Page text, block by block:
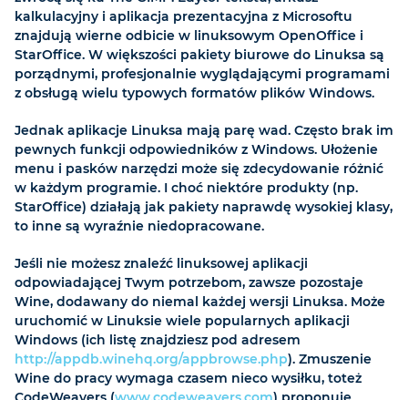
kalkulacyjny i aplikacja prezentacyjna z Microsoftu
znajdują wierne odbicie w linuksowym OpenOffice i
StarOffice. W większości pakiety biurowe do Linuksa są
porządnymi, profesjonalnie wyglądającymi programami
z obsługą wielu typowych formatów plików Windows.
Jednak aplikacje Linuksa mają parę wad. Często brak im
pewnych funkcji odpowiedników z Windows. Ułożenie
menu i pasków narzędzi może się zdecydowanie różnić
w każdym programie. I choć niektóre produkty (np.
StarOffice) działają jak pakiety naprawdę wysokiej klasy,
to inne są wyraźnie niedopracowane.
Jeśli nie możesz znaleźć linuksowej aplikacji
odpowiadającej Twym potrzebom, zawsze pozostaje
Wine, dodawany do niemal każdej wersji Linuksa. Może
uruchomić w Linuksie wiele popularnych aplikacji
Windows (ich listę znajdziesz pod adresem
http://appdb.winehq.org/appbrowse.php). Zmuszenie
Wine do pracy wymaga czasem nieco wysiłku, toteż